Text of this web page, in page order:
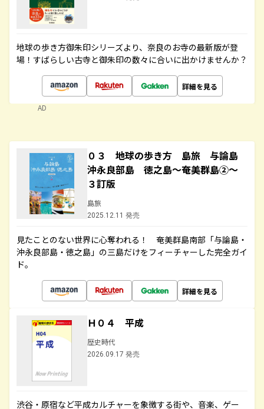
地球の歩き方御朱印シリーズより、奈良のお寺の最新版が登
場！すばらしい古寺と御朱印の数々に合いに出かけませんか？
詳細を見る
AD
０３ 地球の歩き方 島旅 与論島
沖永良部島 徳之島～奄美群島②～
３訂版
島旅
2025.12.11 発売
見たことのない世界に心奪われる！ 奄美群島南部「与論島・
沖永良部島・徳之島」の三島だけをフィーチャーした完全ガイ
ド。
詳細を見る
Ｈ０４ 平成
歴史時代
2026.09.17 発売
渋谷・原宿など平成カルチャーを象徴する街や、音楽、ゲー